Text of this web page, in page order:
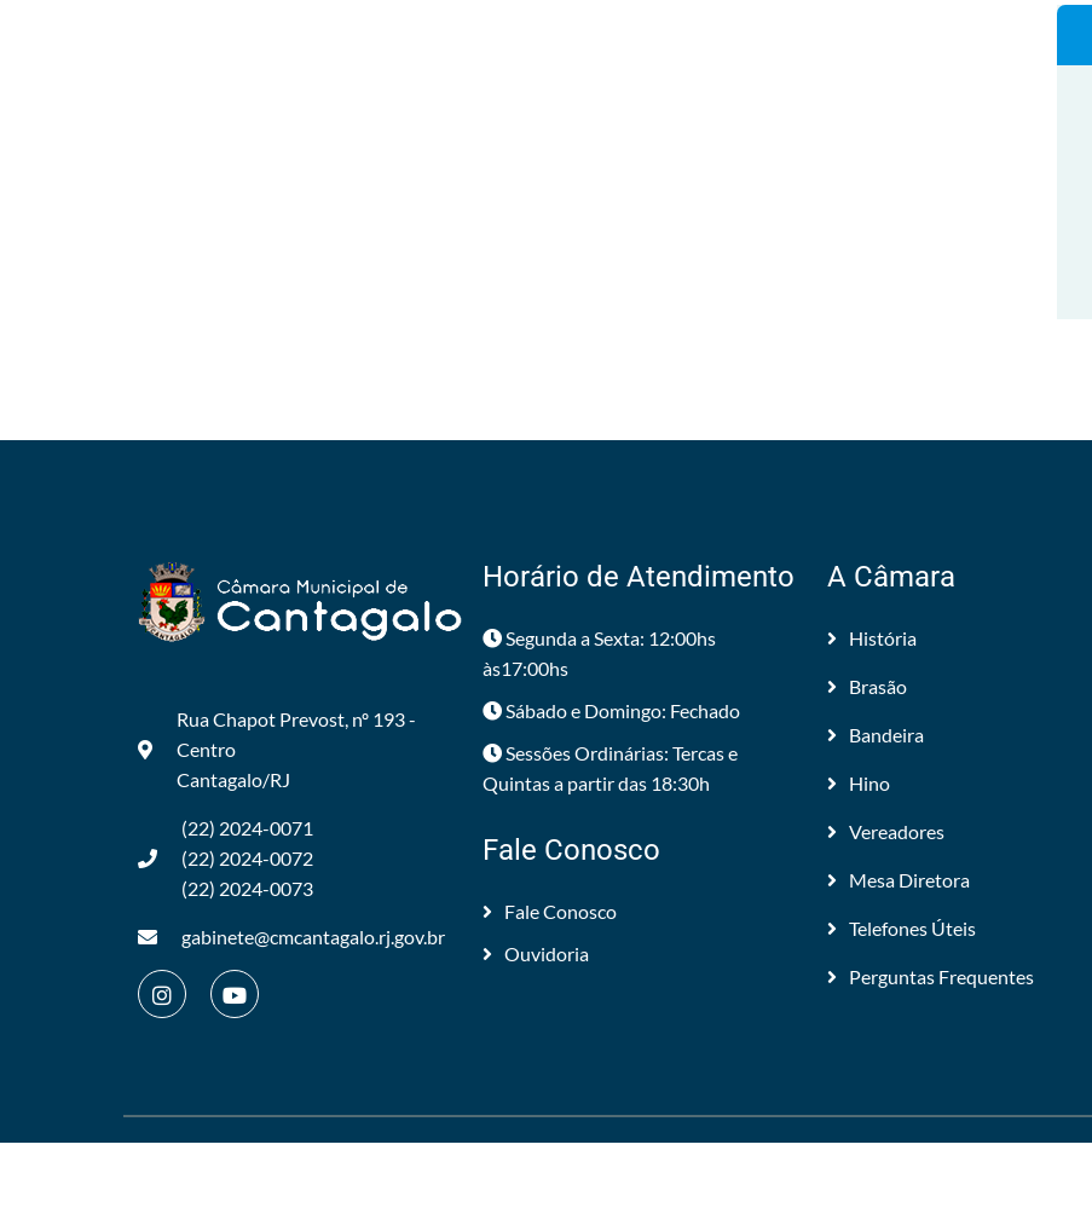
Rua Chapot Prevost, nº 193 -
Centro
Cantagalo/RJ
(22) 2024-0071
(22) 2024-0072
(22) 2024-0073
gabinete@cmcantagalo.rj.gov.br
Horário de Atendimento
Segunda a Sexta: 12:00hs
às17:00hs
Sábado e Domingo: Fechado
Sessões Ordinárias: Tercas e
Quintas a partir das 18:30h
Fale Conosco
Fale Conosco
Ouvidoria
A Câmara
História
Brasão
Bandeira
Hino
Vereadores
Mesa Diretora
Telefones Úteis
Perguntas Frequentes